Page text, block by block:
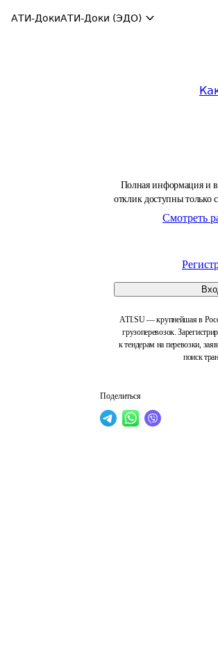
АТИ-ДокиАТИ-Доки (ЭДО)
Полная информация и
отклик доступны только
Смотреть
ATI.SU — крупнейшая в
грузоперевозок.
к тендерам на перевозки,
поиск
Поделиться